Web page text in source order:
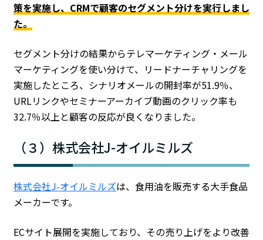
策を実施し、CRMで顧客のセグメント分けを実行しまし
た。
セグメント分けの結果からテレマーケティング・メール
マーケティングを使い分けて、リードナーチャリングを
実施したところ、シナリオメールの開封率が51.9％、
URLリンクやセミナーアーカイブ動画のクリック率も
32.7％以上と顧客の反応が良くなりました。
（３）株式会社J-オイルミルズ
株式会社J-オイルミルズは、食用油を販売する大手食品
メーカーです。
ECサイト展開を実施しており、その売り上げをより改善